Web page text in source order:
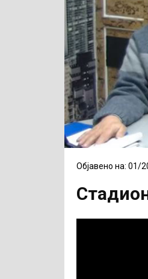
Објавено на: 01/